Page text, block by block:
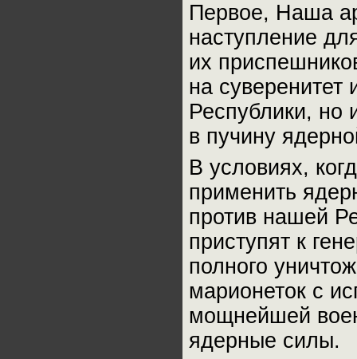
Первое, Наша
наступление
их
на суверенитет
Республики, но
в пучину
В условиях,
применить
против нашей
приступят к
полного
марионеток с
мощнейшей
ядерные силы.